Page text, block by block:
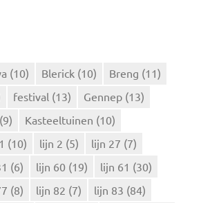
(10) Blerick (10) Breng (11)
festival (13) Gennep (13)
(9) Kasteeltuinen (10)
(10) lijn 2 (5) lijn 27 (7)
(6) lijn 60 (19) lijn 61 (30)
(8) lijn 82 (7) lijn 83 (84)